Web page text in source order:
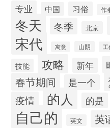
专业 中国 习俗 作
冬天 冬季 北京
宋代 寓意 山阴 工
技能 攻略 新年
春节期间 是一个
疫情 的人 的是
自己的 英文 英